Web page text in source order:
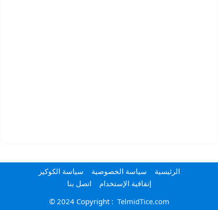
الرئيسية سياسة الخصوصية
سياسة الكوكيز
إتفاقية الإستخدام
اتصل بنا
© 2024 Copyright : TelmidTice.com